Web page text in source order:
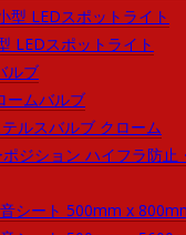
型 LEDスポットライト
LEDスポットライト
ルブ
ームバルブ
ルスバルブ クローム
ジション ハイフラ防止
シート 500mm x